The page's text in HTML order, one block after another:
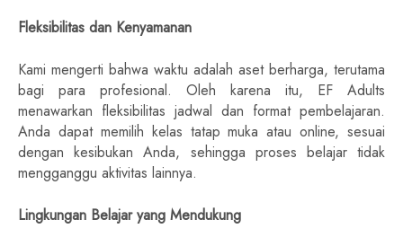
Fleksibilitas dan Kenyamanan
Kami mengerti bahwa waktu adalah aset berharga, terutama
bagi para profesional. Oleh karena itu, EF Adults
menawarkan fleksibilitas jadwal dan format pembelajaran.
Anda dapat memilih kelas tatap muka atau online, sesuai
dengan kesibukan Anda, sehingga proses belajar tidak
mengganggu aktivitas lainnya.
Lingkungan Belajar yang Mendukung